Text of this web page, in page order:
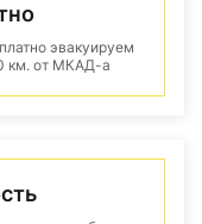
эвакуируем
км. от МКАД-а